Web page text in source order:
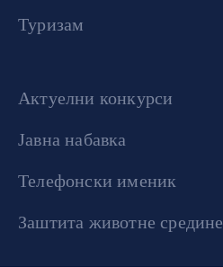
Туризам
Актуелни конкурси
Јавна набавка
Телефонски именик
Заштита животне средине